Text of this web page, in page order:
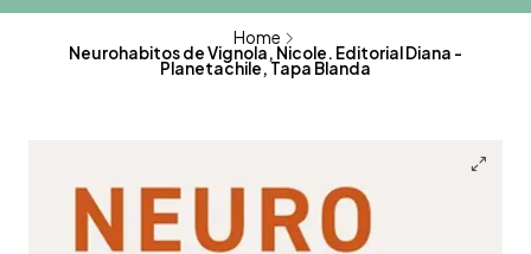
Home
Neurohabitos de Vignola, Nicole. Editorial Diana -
Planetachile, Tapa Blanda